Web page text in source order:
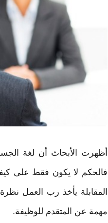
أظهرت الأبحاث أن لغة
فالحكم لا يكون فقط على
المقابلة يأخذ رب العمل
مهمة عن المتقدم للوظيفة.